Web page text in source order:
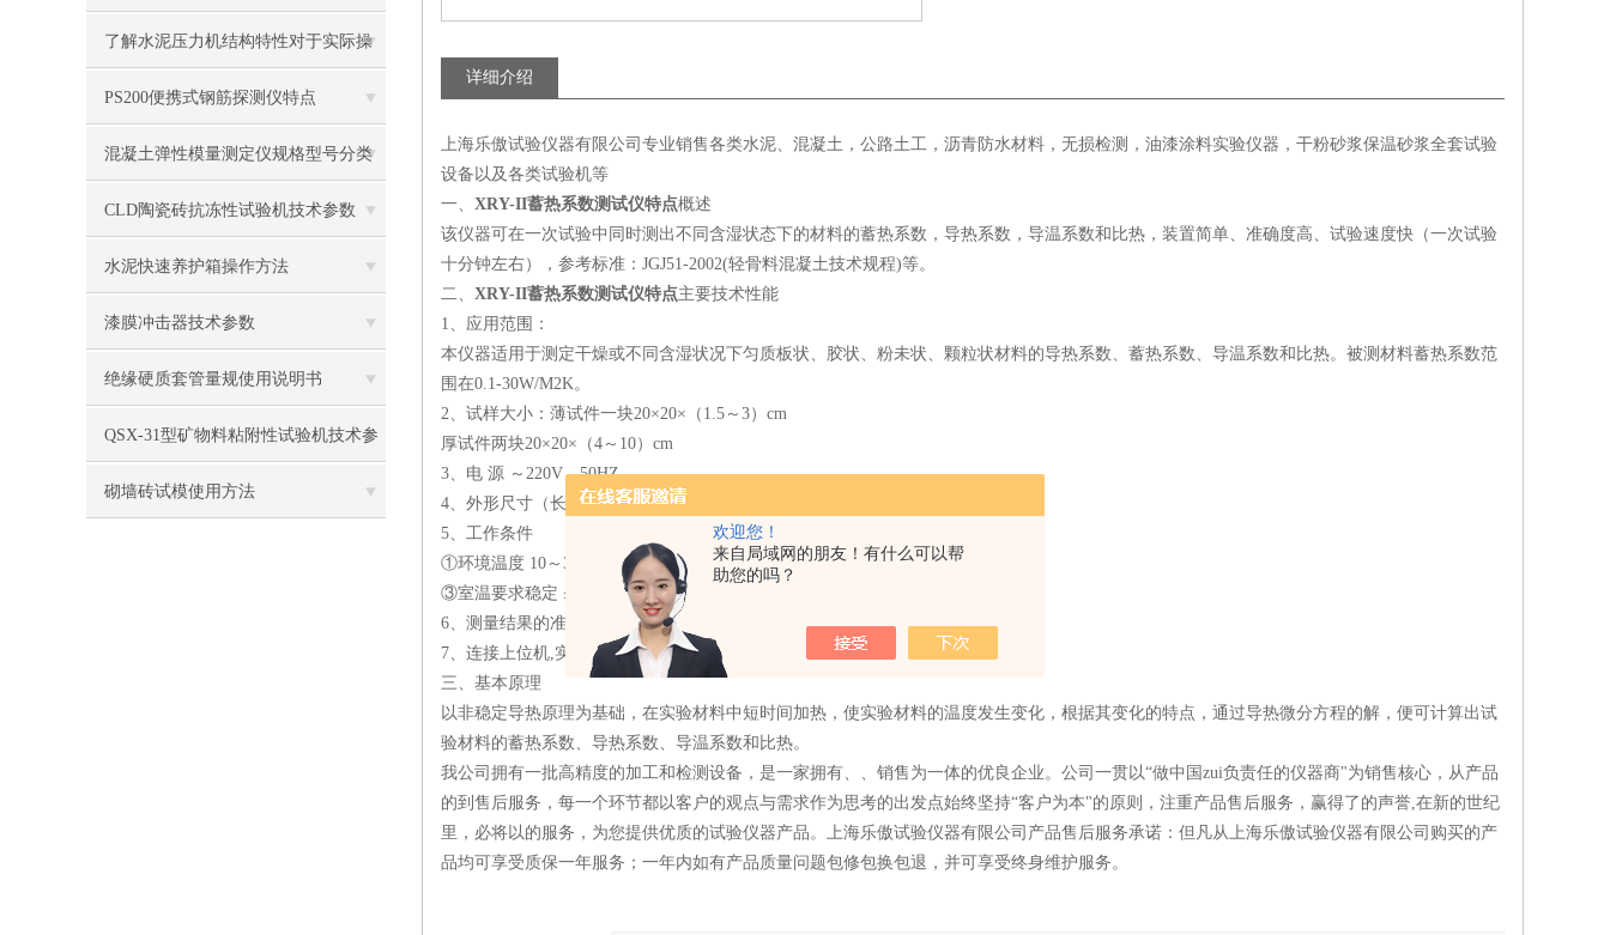
欢迎您！
来自局域网的朋友！有什么可以帮
助您的吗？
了解水泥压力机结构特性对于实际操
作者而言很有必要
PS200便携式钢筋探测仪特点
混凝土弹性模量测定仪规格型号分类
CLD陶瓷砖抗冻性试验机技术参数
水泥快速养护箱操作方法
漆膜冲击器技术参数
绝缘硬质套管量规使用说明书
QSX-31型矿物料粘附性试验机技术参
数
砌墙砖试模使用方法
详细介绍
上海乐傲试验仪器有限公司专业销售各类水泥、混凝土，公路土工，沥青防水材料，无损检测，油漆涂料实验仪器，干粉砂浆保温砂浆全套试验
设备以及各类试验机等
一、 XRY-II蓄热系数测试仪特点概述
该仪器可在一次试验中同时测出不同含湿状态下的材料的蓄热系数，导热系数，导温系数和比热，装置简单、准确度高、试验速度快（一次试验
十分钟左右），参考标准：JGJ51-2002(轻骨料混凝土技术规程)等。
二、 XRY-II蓄热系数测试仪特点主要技术性能
1、应用范围：
本仪器适用于测定干燥或不同含湿状况下匀质板状、胶状、粉未状、颗粒状材料的导热系数、蓄热系数、导温系数和比热。被测材料蓄热系数范
围在0.1-30W/M2K。
2、试样大小：薄试件一块20×20×（1.5～3）cm
厚试件两块20×20×（4～10）cm
3、电 源 ～220V，50HZ
4、外形尺寸（长×宽×高） 600×440×720（mm）
5、工作条件
①环境温度 10～35℃ ②相对湿度 ≤80%
③室温要求稳定 ≤±1.5℃
6、测量结果的准确度 ±5%
7、连接上位机,实现计算机自动测试、数据打印输出。
三、 基本原理
以非稳定导热原理为基础，在实验材料中短时间加热，使实验材料的温度发生变化，根据其变化的特点，通过导热微分方程的解，便可计算出试
验材料的蓄热系数、导热系数、导温系数和比热。
我公司拥有一批高精度的加工和检测设备，是一家拥有、、销售为一体的优良企业。公司一贯以“做中国zui负责任的仪器商"为销售核心，从产品
的到售后服务，每一个环节都以客户的观点与需求作为思考的出发点始终坚持“客户为本"的原则，注重产品售后服务，赢得了的声誉,在新的世纪
里，必将以的服务，为您提供优质的试验仪器产品。上海乐傲试验仪器有限公司产品售后服务承诺：但凡从上海乐傲试验仪器有限公司购买的产
品均可享受质保一年服务；一年内如有产品质量问题包修包换包退，并可享受终身维护服务。